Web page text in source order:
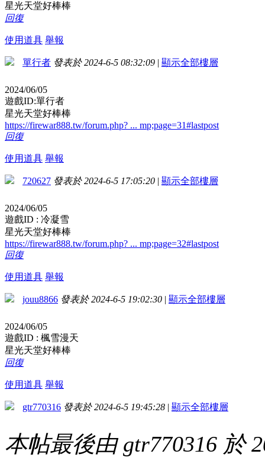
星光天堂好棒棒
回復
使用道具 舉報
單行者 發表於 2024-6-5 08:32:09 | 顯示全部樓層
2024/06/05
遊戲ID:單行者
星光天堂好棒棒
https://firewar888.tw/forum.php? ... mp;page=31#lastpost
回復
使用道具 舉報
720627 發表於 2024-6-5 17:05:20 | 顯示全部樓層
2024/06/05
遊戲ID : 冷凝雪
星光天堂好棒棒
https://firewar888.tw/forum.php? ... mp;page=32#lastpost
回復
使用道具 舉報
jouu8866 發表於 2024-6-5 19:02:30 | 顯示全部樓層
2024/06/05
遊戲ID : 楓雪漫天
星光天堂好棒棒
回復
使用道具 舉報
gtr770316 發表於 2024-6-5 19:45:28 | 顯示全部樓層
本帖最後由 gtr770316 於